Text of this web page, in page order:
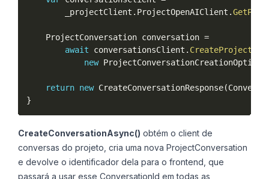
        _projectClient
. ProjectOpenAIClient .
    ProjectConversation conversation
=
await conversationsClient .
new ProjectConversationCreationOptions
return new CreateConversationResponse(
}
CreateConversationAsync() obtém o client de
conversas do projeto, cria uma nova ProjectConversation
e devolve o identificador dela para o frontend, que
passará a usar esse ConversationId em todas as